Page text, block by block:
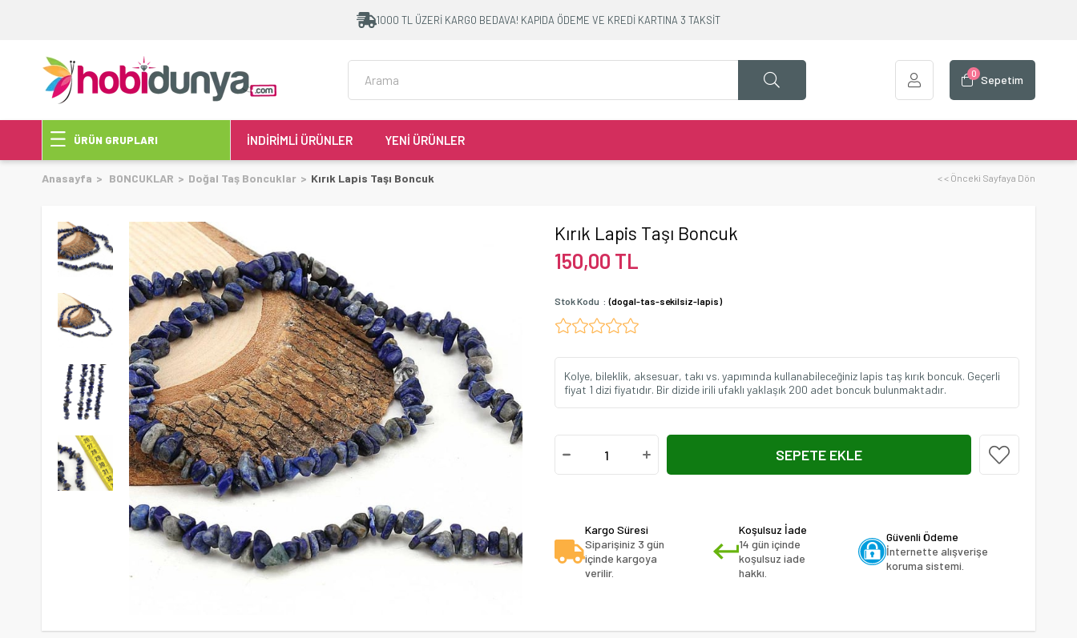
1000 TL ÜZERİ KARGO BEDAVA! KAPIDA ÖDEME VE KREDİ KARTINA 3 TAKSİT
Sepetim
0
ÜRÜN GRUPLARI İNDİRİMLİ ÜRÜNLER YENİ ÜRÜNLER
Anasayfa BONCUKLAR Doğal Taş Boncuklar Kırık Lapis Taşı Boncuk < < Önceki Sayfaya Dön
Kırık Lapis Taşı Boncuk
150,00 TL
Stok Kodu (dogal-tas-sekilsiz-lapis)
Kolye, bileklik, aksesuar, takı vs. yapımında kullanabileceğiniz lapis taş kırık boncuk. Geçerli
fiyat 1 dizi fiyatıdır. Bir dizide irili ufaklı yaklaşık 200 adet boncuk bulunmaktadır.
Kargo Süresi
Siparişiniz 3 gün
içinde kargoya
verilir.
Koşulsuz İade
14 gün içinde
koşulsuz iade
hakkı.
Güvenli Ödeme
İnternette alışverişe
koruma sistemi.